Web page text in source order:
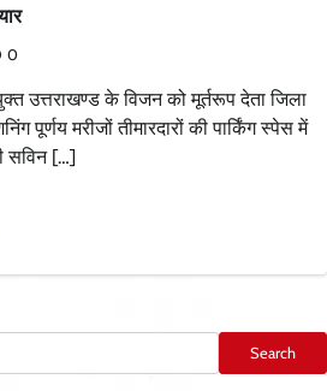
0
उत्तराखण्ड के विजन को मूर्तरूप देता जिला
पूर्णय मरीजों तीमारदारों की पार्किंग स्पेस में
सविन […]
Search